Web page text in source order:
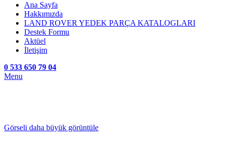
Ana Sayfa
Hakkımızda
LAND ROVER YEDEK PARÇA KATALOGLARI
Destek Formu
Aktüel
İletişim
0 533 650 79 04
Menu
Görseli daha büyük görüntüle